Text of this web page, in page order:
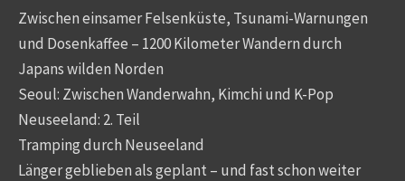
Zwischen einsamer Felsenküste, Tsunami-Warnungen
und Dosenkaffee – 1200 Kilometer Wandern durch
Japans wilden Norden
Seoul: Zwischen Wanderwahn, Kimchi und K-Pop
Neuseeland: 2. Teil
Tramping durch Neuseeland
Länger geblieben als geplant – und fast schon weiter